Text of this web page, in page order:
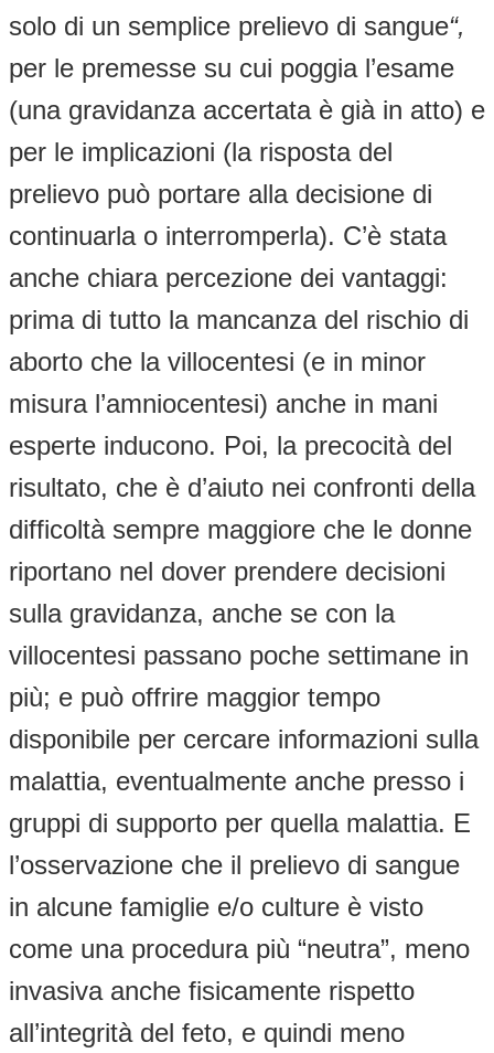
solo di un semplice prelievo di sangue“,
per le premesse su cui poggia l’esame
(una gravidanza accertata è già in atto) e
per le implicazioni (la risposta del
prelievo può portare alla decisione di
continuarla o interromperla). C’è stata
anche chiara percezione dei vantaggi:
prima di tutto la mancanza del rischio di
aborto che la villocentesi (e in minor
misura l’amniocentesi) anche in mani
esperte inducono. Poi, la precocità del
risultato, che è d’aiuto nei confronti della
difficoltà sempre maggiore che le donne
riportano nel dover prendere decisioni
sulla gravidanza, anche se con la
villocentesi passano poche settimane in
più; e può offrire maggior tempo
disponibile per cercare informazioni sulla
malattia, eventualmente anche presso i
gruppi di supporto per quella malattia. E
l’osservazione che il prelievo di sangue
in alcune famiglie e/o culture è visto
come una procedura più “neutra”, meno
invasiva anche fisicamente rispetto
all’integrità del feto, e quindi meno